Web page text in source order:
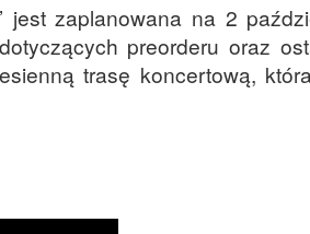
jest zaplanowana na 2
preorderu oraz
trasę koncertową,